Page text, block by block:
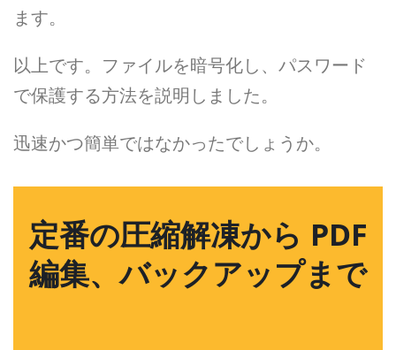
ます。
以上です。ファイルを暗号化し、パスワード
で保護する方法を説明しました。
迅速かつ簡単ではなかったでしょうか。
定番の圧縮解凍から PDF
編集、バックアップまで